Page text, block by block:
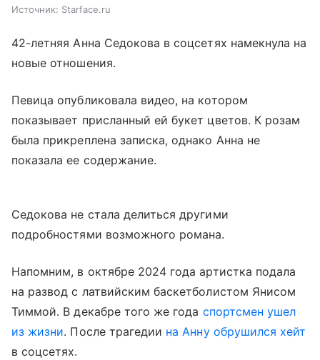
Источник: Starface.ru
42-летняя Анна Седокова в соцсетях намекнула на
новые отношения.
Певица опубликовала видео, на котором
показывает присланный ей букет цветов. К розам
была прикреплена записка, однако Анна не
показала ее содержание.
Седокова не стала делиться другими
подробностями возможного романа.
Напомним, в октябре 2024 года артистка подала
на развод с латвийским баскетболистом Янисом
Тиммой. В декабре того же года спортсмен ушел
из жизни. После трагедии на Анну обрушился хейт
в соцсетях.